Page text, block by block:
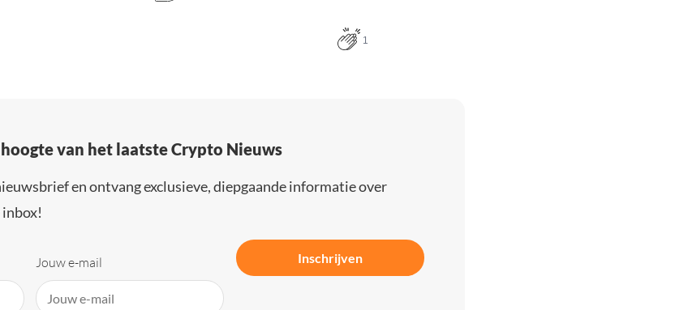
1
van het laatste Crypto Nieuws
en ontvang exclusieve, diepgaande informatie over
inbox!
Jouw e-mail Inschrijven